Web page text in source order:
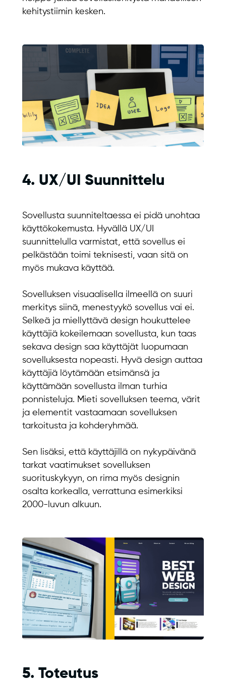
kehitystiimin kesken.
4. UX/UI Suunnittelu
Sovellusta suunniteltaessa ei pidä unohtaa
käyttökokemusta. Hyvällä UX/UI
suunnittelulla varmistat, että sovellus ei
pelkästään toimi teknisesti, vaan sitä on
myös mukava käyttää.
Sovelluksen visuaalisella ilmeellä on suuri
merkitys siinä, menestyykö sovellus vai ei.
Selkeä ja miellyttävä design houkuttelee
käyttäjiä kokeilemaan sovellusta, kun taas
sekava design saa käyttäjät luopumaan
sovelluksesta nopeasti. Hyvä design auttaa
käyttäjiä löytämään etsimänsä ja
käyttämään sovellusta ilman turhia
ponnisteluja. Mieti sovelluksen teema, värit
ja elementit vastaamaan sovelluksen
tarkoitusta ja kohderyhmää.
Sen lisäksi, että käyttäjillä on nykypäivänä
tarkat vaatimukset sovelluksen
suorituskykyyn, on rima myös designin
osalta korkealla, verrattuna esimerkiksi
2000-luvun alkuun.
5. Toteutus